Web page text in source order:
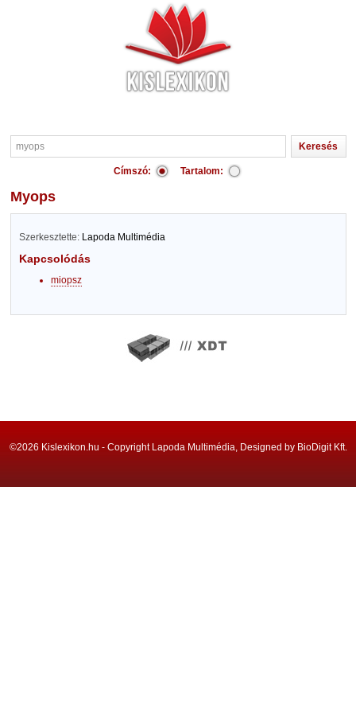
Címszó: Tartalom:
myops
Szerkesztette: Lapoda Multimédia
Kapcsolódás
miopsz
©2026 Kislexikon.hu - Copyright Lapoda Multimédia, Designed by BioDigit Kft.